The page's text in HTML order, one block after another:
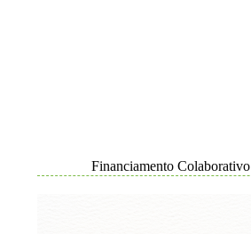
Financiamento Colaborativo